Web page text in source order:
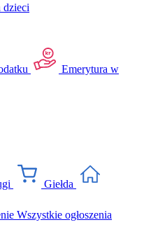
dzieci
Emerytura w
Giełda
Wszystkie ogłoszenia